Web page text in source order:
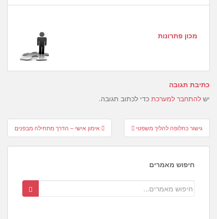
מכון פתרונות
כתיבת תגובה
יש להתחבר למערכת כדי לכתוב תגובה.
Post
navigation
אימון אישי – הדרך מתחילה מבפנים גישור כחלופה להליך משפטי
חיפוש מאמרים